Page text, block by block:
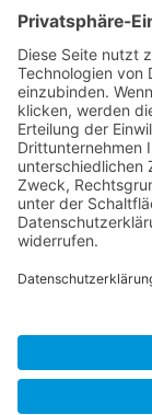


Weitere
Jobs